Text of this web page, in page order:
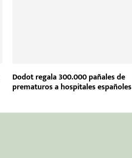
Dodot regala 300.000 pañales de
prematuros a hospitales españoles